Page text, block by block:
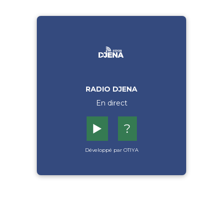
RADIO DJENA
En direct
▶️ ?
Développé par OTIYA